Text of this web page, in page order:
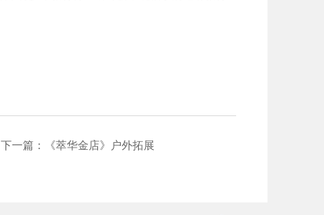
下一篇：《萃华金店》户外拓展